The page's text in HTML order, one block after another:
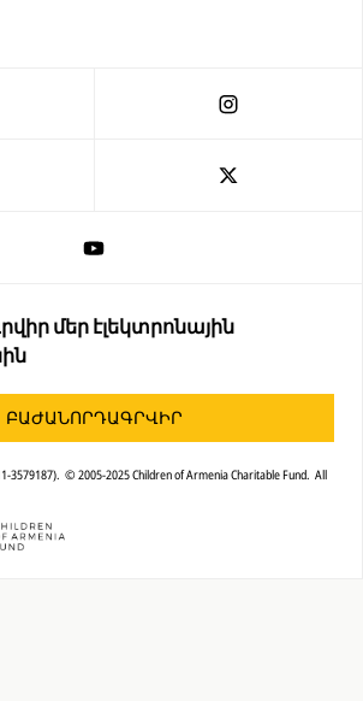
մեր էլեկտրոնային
ԲԱԺԱՆՈՐԴԱԳՐՎԻՐ
3579187). © 2005-2025 Children of Armenia Charitable Fund. All